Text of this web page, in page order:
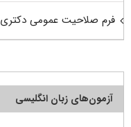
فرم صلاحیت عمومی دکتری
آزمون‌های زبان انگلیسی